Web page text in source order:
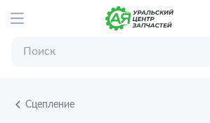
Сцепление